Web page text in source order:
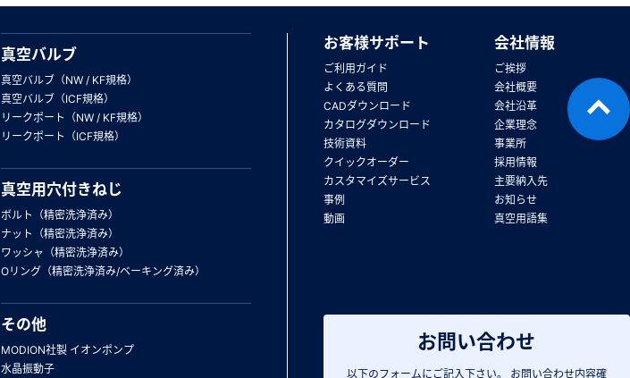
お問い合わせ
以下のフォームにご記入下さい。 お問い合わせ内容確
真空バルブ
真空バルブ（NW / KF規格）
真空バルブ（ICF規格）
リークポート（NW / KF規格）
リークポート（ICF規格）
真空用穴付きねじ
ボルト（精密洗浄済み）
ナット（精密洗浄済み）
ワッシャ（精密洗浄済み）
Oリング（精密洗浄済み/ベーキング済み）
その他
MODION社製 イオンポンプ
水晶振動子
お客様サポート
ご利用ガイド
よくある質問
CADダウンロード
カタログダウンロード
技術資料
クイックオーダー
カスタマイズサービス
事例
動画
会社情報
ご挨拶
会社概要
会社沿革
企業理念
事業所
採用情報
主要納入先
お知らせ
真空用語集